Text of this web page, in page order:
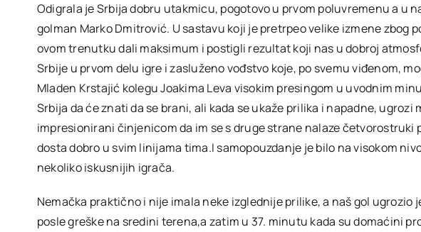
Odigrala je Srbija dobru utakmicu, pogotovo u prvom poluvremenu a u
golman Marko Dmitrović. U sastavu koji je pretrpeo velike izmene zbog
ovom trenutku dali maksimum i postigli rezultat koji nas u dobroj
Srbije u prvom delu igre i zasluženo vođstvo koje, po svemu viđenom,
Mladen Krstajić kolegu Joakima Leva visokim presingom u uvodnim
Srbija da će znati da se brani, ali kada se ukaže prilika i napadne, ugrozi
impresionirani činjenicom da im se s druge strane nalaze četvorostruki
dosta dobro u svim linijama tima.I samopouzdanje je bilo na visokom
nekoliko iskusnijih igrača.
Nemačka praktično i nije imala neke izglednije prilike, a naš gol ugrozio
posle greške na sredini terena,a zatim u 37. minutu kada su domaćini